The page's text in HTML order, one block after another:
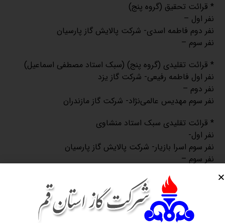
* قرائت تحقیق (گروه پنج)
نفر اول –
نفر دوم فاطمه اسدی- شرکت پالایش گاز پارسیان
نفر سوم –
* قرائت تقلیدی (گروه پنج) (سبک استاد مصطفی اسماعیل)
نفر اول فاطمه رفیعی- شرکت گاز یزد
نفر دوم –
نفر سوم مهدیس عالمی‌نژاد- شرکت گاز مازندران
* قرائت تقلیدی سبک استاد منشاوی
نفر اول-
نفر سوم اسرا بازیار- شرکت پالایش گاز پارسیان
نفر سوم –
* مفاهیم قرآن کریم (گروه پنج)
نفر اول فاطمه تقی‌زاده- شرکت گاز مازندران
نفر دوم فائزه یوسفی- شرکت گاز همدان
نفر سوم زهرا محمدی فیشانی- شرکت گاز قزوین